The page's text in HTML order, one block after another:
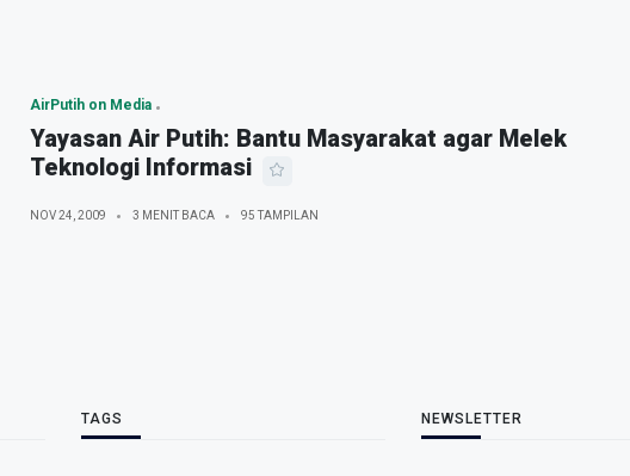
AirPutih on Media
Yayasan Air Putih: Bantu Masyarakat agar Melek
Teknologi Informasi
NOV 24, 2009 3 MENIT BACA 95 TAMPILAN
TAGS NEWSLETTER